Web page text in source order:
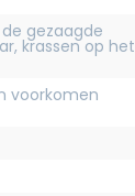
gezaagde
krassen op het
voorkomen